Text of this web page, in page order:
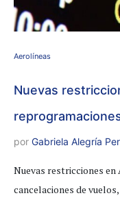
Aerolíneas
Nuevas
por Gabriela Alegría
Nuevas restricciones
cancelaciones de